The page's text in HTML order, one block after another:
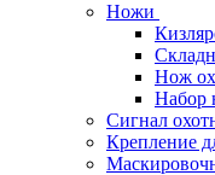
Ножи
Нож
Набор
Сигнал
Крепление